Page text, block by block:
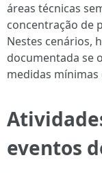
áreas técnicas
concentração de
Nestes cenários,
documentada se
medidas mínimas
eventos